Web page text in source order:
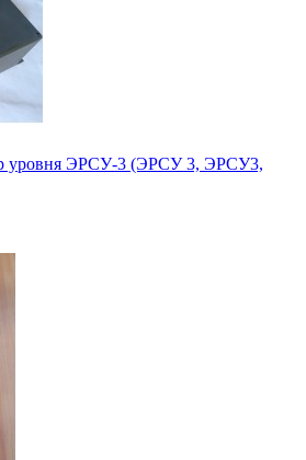
уровня ЭРСУ-3 (ЭРСУ 3, ЭРСУ3,